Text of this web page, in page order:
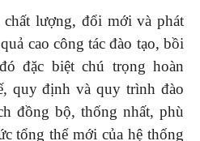
chất lượng, đổi mới và phát
cao công tác đào tạo, bồi
đặc biệt chú trọng hoàn
quy định và quy trình đào
đồng bộ, thống nhất, phù
tổng thể mới của hệ thống